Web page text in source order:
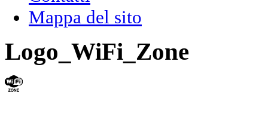
Mappa del sito
Logo_WiFi_Zone